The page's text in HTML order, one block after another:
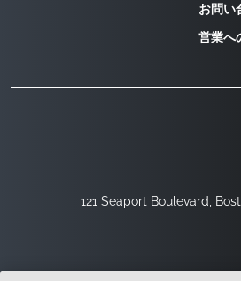
121 Seaport Boulevard,
お問い
営業へ